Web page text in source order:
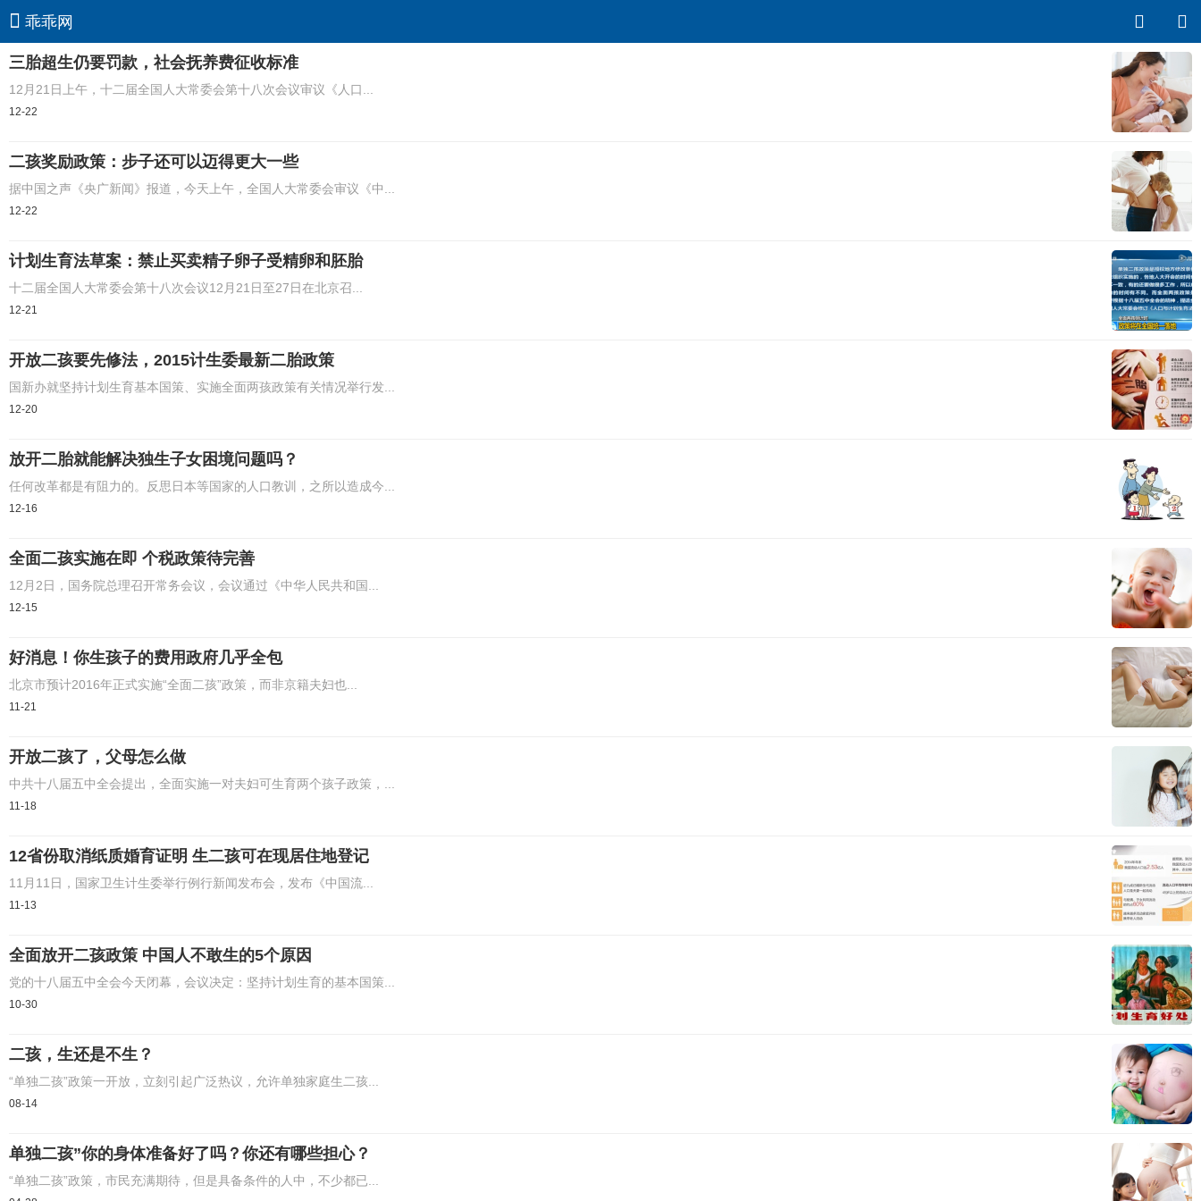
乖乖网
三胎超生仍要罚款，社会抚养费征收标准
12月21日上午，十二届全国人大常委会第十八次会议审议《人口...
12-22
二孩奖励政策：步子还可以迈得更大一些
据中国之声《央广新闻》报道，今天上午，全国人大常委会审议《中...
12-22
计划生育法草案：禁止买卖精子卵子受精卵和胚胎
十二届全国人大常委会第十八次会议12月21日至27日在北京召...
12-21
开放二孩要先修法，2015计生委最新二胎政策
国新办就坚持计划生育基本国策、实施全面两孩政策有关情况举行发...
12-20
放开二胎就能解决独生子女困境问题吗？
任何改革都是有阻力的。反思日本等国家的人口教训，之所以造成今...
12-16
全面二孩实施在即 个税政策待完善
12月2日，国务院总理召开常务会议，会议通过《中华人民共和国...
12-15
好消息！你生孩子的费用政府几乎全包
北京市预计2016年正式实施“全面二孩”政策，而非京籍夫妇也...
11-21
开放二孩了，父母怎么做
中共十八届五中全会提出，全面实施一对夫妇可生育两个孩子政策，...
11-18
12省份取消纸质婚育证明 生二孩可在现居住地登记
11月11日，国家卫生计生委举行例行新闻发布会，发布《中国流...
11-13
全面放开二孩政策 中国人不敢生的5个原因
党的十八届五中全会今天闭幕，会议决定：坚持计划生育的基本国策...
10-30
二孩，生还是不生？
“单独二孩”政策一开放，立刻引起广泛热议，允许单独家庭生二孩...
08-14
单独二孩”你的身体准备好了吗？你还有哪些担心？
“单独二孩”政策，市民充满期待，但是具备条件的人中，不少都已...